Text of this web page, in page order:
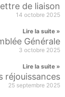
de liaison
14 octobre 2025
Lire la suite »
Générale
3 octobre 2025
Lire la suite »
réjouissances
25 septembre 2025